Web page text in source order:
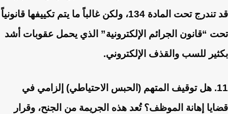
قد تندرج تحت المادة 134، ولكن غالباً ما يتم تكييفها قانونياً
تحت “قانون الجرائم الإلكترونية” الذي يحمل عقوبات أشد
بكثير للسب والقذف الإلكتروني.
11. هل توقيف المتهم (الحبس الاحتياطي) إلزامي في
قضايا إهانة الموظف؟تُعد هذه الجريمة من الجنح، وقرار